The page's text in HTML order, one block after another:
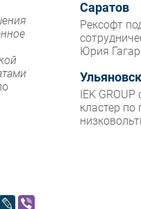
Саратов
Рексофт
Юрия
Ульяновск
IEK
кластер по